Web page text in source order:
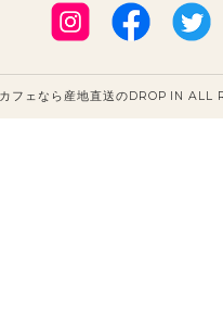
フェなら産地直送のDROP IN ALL